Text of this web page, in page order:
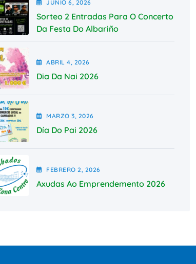
JUNIO6, 2026
Sorteo 2 Entradas Para O Concerto
Da Festa Do Albariño
ABRIL4, 2026
Dia Da Nai 2026
MARZO3, 2026
Día Do Pai 2026
FEBRERO2, 2026
Axudas Ao Emprendemento 2026